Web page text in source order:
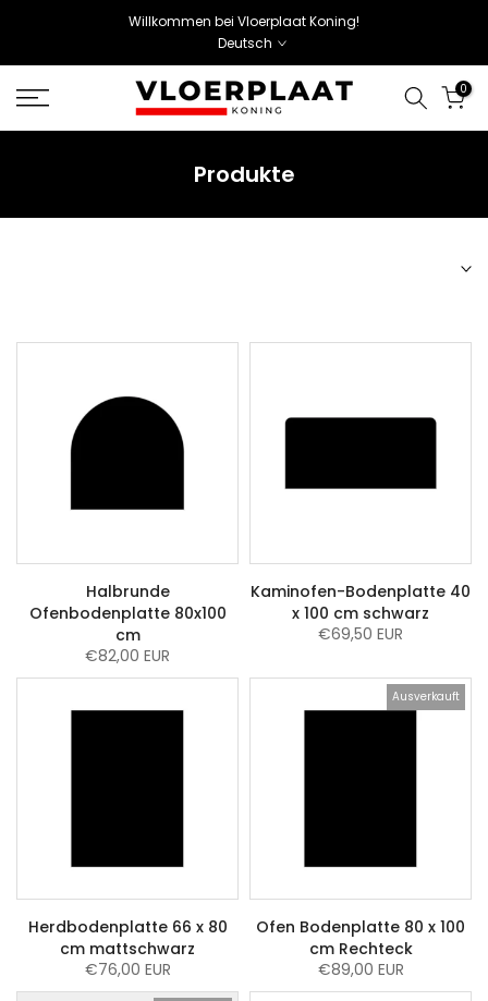
Willkommen bei Vloerplaat Koning!
Deutsch
0
Produkte
Halbrunde
Ofenbodenplatte 80x100
cm
€82,00 EUR
Kaminofen-Bodenplatte 40
x 100 cm schwarz
€69,50 EUR
Herdbodenplatte 66 x 80
cm mattschwarz
€76,00 EUR
Ausverkauft
Ofen Bodenplatte 80 x 100
cm Rechteck
€89,00 EUR